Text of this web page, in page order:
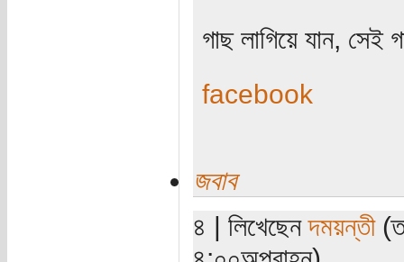
গাছ লাগিয়ে যান,
facebook
জবাব
৪ | লিখেছেনদময়ন্তী